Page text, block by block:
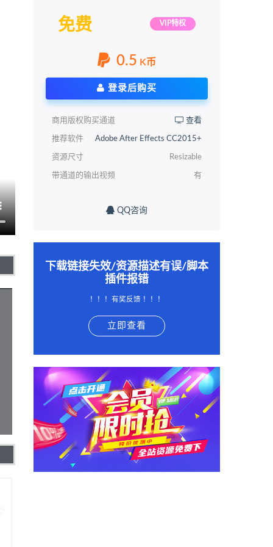
免费 VIP特权
0.5 K币
登录后购买
商用版权购买通道 查看
推荐软件 Adobe After Effects CC2015+
资源尺寸 Resizable
带通道的输出视频 有
QQ咨询
下载链接失效/资源描述有误/脚本
插件报错
！！！有奖反馈 ！！！
立即查看